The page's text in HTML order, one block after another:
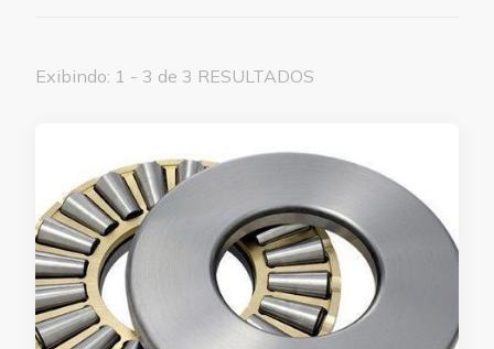
Exibindo: 1 - 3 de 3 RESULTADOS